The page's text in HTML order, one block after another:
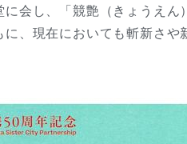
会し、「競艶（きょうえん
、現在においても斬新さ